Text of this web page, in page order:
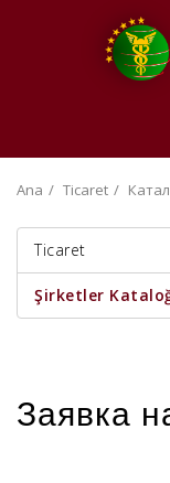
Ana Ticaret
Ticaret
Şirketler
Заявка